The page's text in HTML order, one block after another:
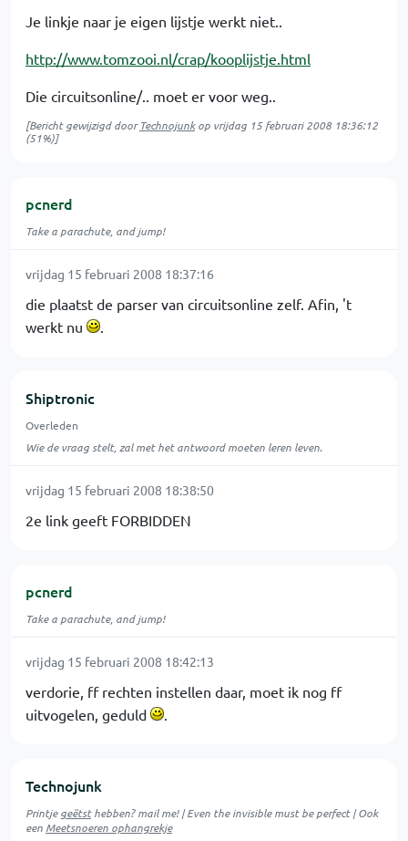
Je linkje naar je eigen lijstje werkt niet..
http://www.tomzooi.nl/crap/kooplijstje.html
Die circuitsonline/.. moet er voor weg..
[Bericht gewijzigd doorTechnojunkop vrijdag 15 februari 2008 18:36:12
(51%)]
pcnerd
Take a parachute, and jump!
vrijdag 15 februari 2008 18:37:16
die plaatst de parser van circuitsonline zelf. Afin, 't
werkt nu
.
Shiptronic
Overleden
Wie de vraag stelt, zal met het antwoord moeten leren leven.
vrijdag 15 februari 2008 18:38:50
2e link geeft FORBIDDEN
pcnerd
Take a parachute, and jump!
vrijdag 15 februari 2008 18:42:13
verdorie, ff rechten instellen daar, moet ik nog ff
uitvogelen, geduld
.
Technojunk
Printjegeëtsthebben? mail me! | Even the invisible must be perfect | Ook
een Meetsnoeren ophangrekje